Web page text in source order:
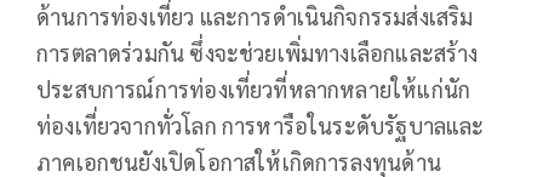
ด้านการท่องเที่ยว และการดำเนินกิจกรรมส่งเสริม
การตลาดร่วมกัน ซึ่งจะช่วยเพิ่มทางเลือกและสร้าง
ประสบการณ์การท่องเที่ยวที่หลากหลายให้แก่นัก
ท่องเที่ยวจากทั่วโลก การหารือในระดับรัฐบาลและ
ภาคเอกชนยังเปิดโอกาสให้เกิดการลงทุนด้าน